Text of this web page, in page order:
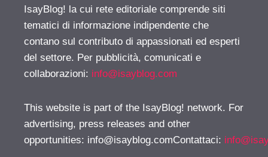
IsayBlog! la cui rete editoriale comprende siti
tematici di informazione indipendente che
contano sul contributo di appassionati ed esperti
del settore. Per pubblicità, comunicati e
collaborazioni: info@isayblog.com
This website is part of the IsayBlog! network. For
advertising, press releases and other
opportunities: info@isayblog.comContattaci: